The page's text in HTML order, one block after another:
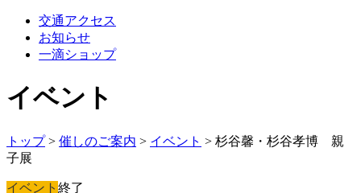
交通アクセス
お知らせ
一滴ショップ
イベント
トップ> 催しのご案内 > イベント > 杉谷馨・杉谷孝博 親
子展
イベント 終了